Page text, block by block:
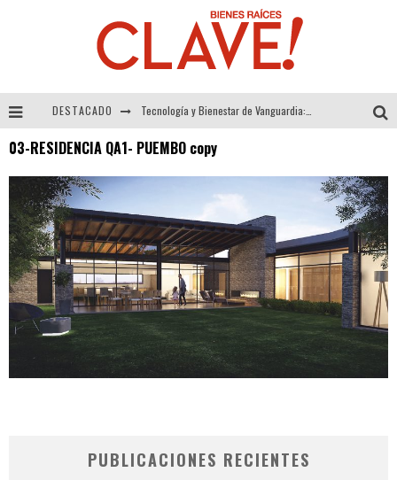
DESTACADO
Alexandra Bedoya – La Constancia detrás de La Paletería
03-RESIDENCIA QA1- PUEMBO copy
PUBLICACIONES RECIENTES